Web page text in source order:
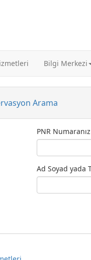
Bilgi Merkezi
Arama
PNR Numaranız
Ad Soyad yada